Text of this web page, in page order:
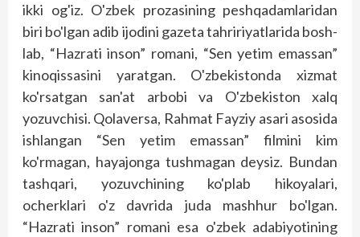
ikki og'iz. O'zbek prozasining peshqadamlaridan
biri bo'lgan adib ijodini gazeta tahririyatlarida bosh­
lab, “Hazrati inson” romani, “Sen yetim emassan”
kinoqissasini yaratgan. O'zbekistonda xizmat
ko'rsatgan san'at arbobi va O'zbekiston xalq
yozuvchisi. Qolaversa, Rahmat Fayziy asari asosida
ishlangan “Sen yetim emassan” filmini kim
ko'rmagan, hayajonga tushmagan deysiz. Bundan
tashqari, yozuvchining ko'plab hikoyalari,
ocherklari o'z davrida juda mashhur bo'lgan.
“Hazrati inson” romani esa o'zbek adabiyotining